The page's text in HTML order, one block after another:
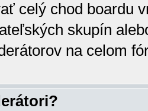
celý chod boardu
skupín
na celom